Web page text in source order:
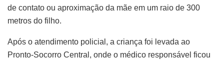
de contato ou aproximação da mãe em um raio de 300
metros do filho.
Após o atendimento policial, a criança foi levada ao
Pronto-Socorro Central, onde o médico responsável ficou